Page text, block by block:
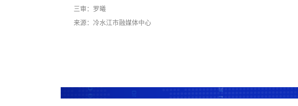
三审：罗曦
来源：冷水江市融媒体中心